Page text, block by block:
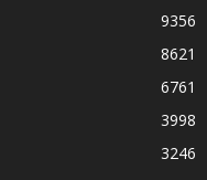
9356
8621
6761
3998
3246